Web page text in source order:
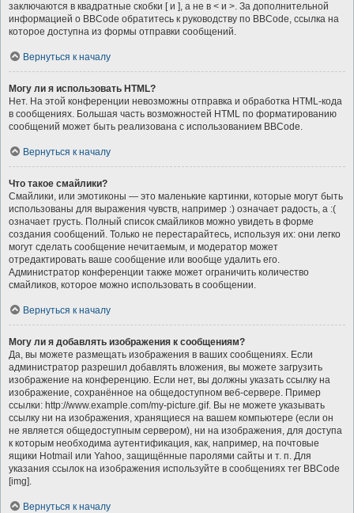
заключаются в квадратные скобки [ и ], а не в < и >. За дополнительной
информацией о BBCode обратитесь к руководству по BBCode, ссылка на
которое доступна из формы отправки сообщений.
Вернуться к началу
Могу ли я использовать HTML?
Нет. На этой конференции невозможны отправка и обработка HTML-кода
в сообщениях. Большая часть возможностей HTML по форматированию
сообщений может быть реализована с использованием BBCode.
Вернуться к началу
Что такое смайлики?
Смайлики, или эмотиконы — это маленькие картинки, которые могут быть
использованы для выражения чувств, например :) означает радость, а :(
означает грусть. Полный список смайликов можно увидеть в форме
создания сообщений. Только не перестарайтесь, используя их: они легко
могут сделать сообщение нечитаемым, и модератор может
отредактировать ваше сообщение или вообще удалить его.
Администратор конференции также может ограничить количество
смайликов, которое можно использовать в сообщении.
Вернуться к началу
Могу ли я добавлять изображения к сообщениям?
Да, вы можете размещать изображения в ваших сообщениях. Если
администратор разрешил добавлять вложения, вы можете загрузить
изображение на конференцию. Если нет, вы должны указать ссылку на
изображение, сохранённое на общедоступном веб-сервере. Пример
ссылки: http://www.example.com/my-picture.gif. Вы не можете указывать
ссылку ни на изображения, хранящиеся на вашем компьютере (если он
не является общедоступным сервером), ни на изображения, для доступа
к которым необходима аутентификация, как, например, на почтовые
ящики Hotmail или Yahoo, защищённые паролями сайты и т. п. Для
указания ссылок на изображения используйте в сообщениях тег BBCode
[img].
Вернуться к началу